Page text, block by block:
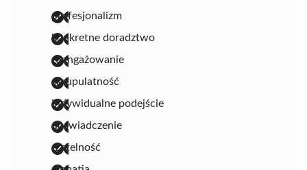
profesjonalizm
konkretne doradztwo
zaangażowanie
skrupulatność
indywidualne podejście
doświadczenie
rzetelność